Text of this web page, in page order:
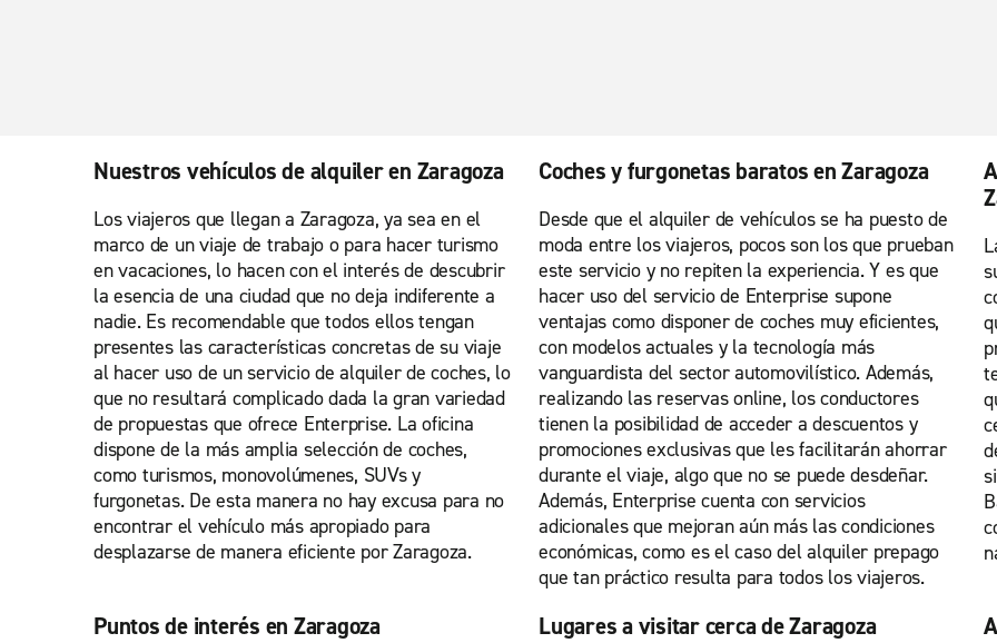
Nuestros vehículos de alquiler en Zaragoza
Los viajeros que llegan a Zaragoza, ya sea en el
marco de un viaje de trabajo o para hacer turismo
en vacaciones, lo hacen con el interés de descubrir
la esencia de una ciudad que no deja indiferente a
nadie. Es recomendable que todos ellos tengan
presentes las características concretas de su viaje
al hacer uso de un servicio de alquiler de coches, lo
que no resultará complicado dada la gran variedad
de propuestas que ofrece Enterprise. La oficina
dispone de la más amplia selección de coches,
como turismos, monovolúmenes, SUVs y
furgonetas. De esta manera no hay excusa para no
encontrar el vehículo más apropiado para
desplazarse de manera eficiente por Zaragoza.
Coches y furgonetas baratos en Zaragoza
Desde que el alquiler de vehículos se ha puesto de
moda entre los viajeros, pocos son los que prueban
este servicio y no repiten la experiencia. Y es que
hacer uso del servicio de Enterprise supone
ventajas como disponer de coches muy eficientes,
con modelos actuales y la tecnología más
vanguardista del sector automovilístico. Además,
realizando las reservas online, los conductores
tienen la posibilidad de acceder a descuentos y
promociones exclusivas que les facilitarán ahorrar
durante el viaje, algo que no se puede desdeñar.
Además, Enterprise cuenta con servicios
adicionales que mejoran aún más las condiciones
económicas, como es el caso del alquiler prepago
que tan práctico resulta para todos los viajeros.
Puntos de interés en Zaragoza Lugares a visitar cerca de Zaragoza